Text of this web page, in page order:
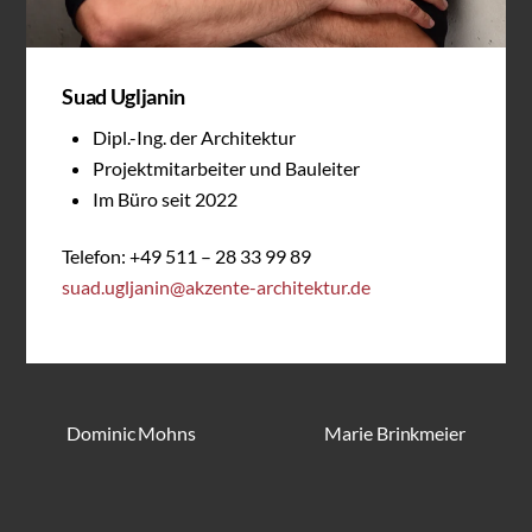
Suad Ugljanin
Dipl.-Ing. der Architektur
Projektmitarbeiter und Bauleiter
Im Büro seit 2022
Telefon: +49 511 – 28 33 99 89
suad.ugljanin@akzente-architektur.de
Dominic Mohns Marie Brinkmeier